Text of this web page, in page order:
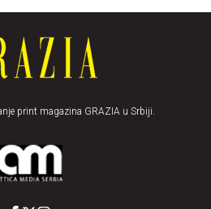
print magazina GRAZIA u Srbiji.